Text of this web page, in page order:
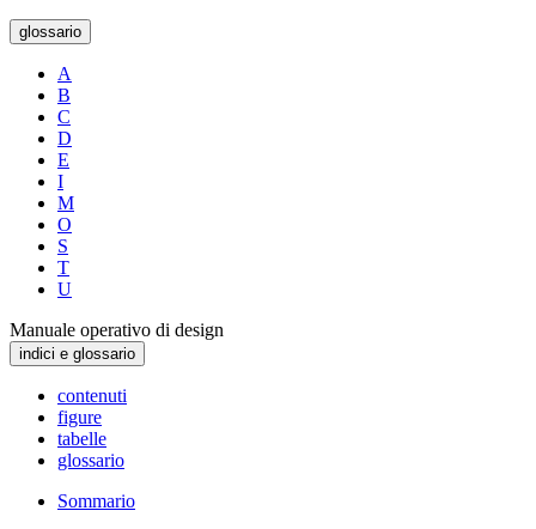
glossario
A
B
C
D
E
I
M
O
S
T
U
Manuale operativo di design
indici e glossario
contenuti
figure
tabelle
glossario
Sommario